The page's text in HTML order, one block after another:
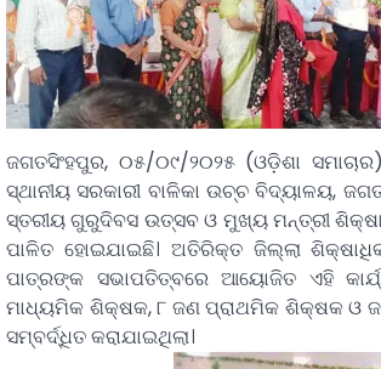
ଜଗତସିଂହପୁର, ୦୫/୦୯/୨୦୨୫ (ଓଡ଼ିଶା
ସ୍ଥାନୀୟ ସରକାରୀ ବାଳିକା ଉଚ୍ଚ ବିଦ୍ୟାଳୟ,
ସ୍ତରୀୟ ଗୁରୁଦିବସ ଉତ୍ସବ ଓ ମୁଖ୍ୟ ମନ୍ତ୍ରୀ
ପାଳିତ ହୋଇଯାଇଛି। ଅତିରିକ୍ତ ଜିଲ୍ଲା
ପାତ୍ରଙ୍କ ସଭାପତିତ୍ବରେ ଆୟୋଜିତ ଏହି
ମାଧ୍ୟମିକ ଶିକ୍ଷକ, ୮ ଜଣ ପ୍ରାଥମିକ ଶିକ୍ଷକ ଓ
ସମ୍ବର୍ଦ୍ଧିତ କରାଯାଇଥିଲା।